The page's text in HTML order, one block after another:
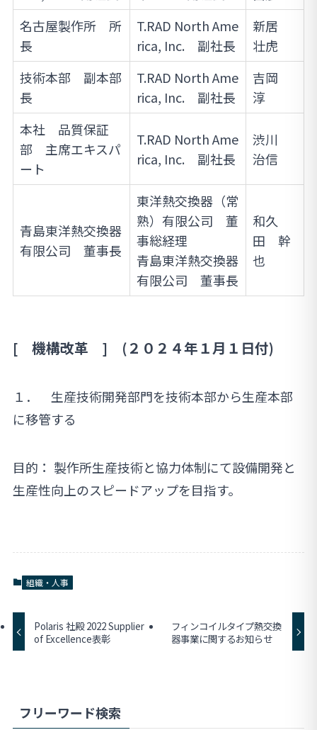
名古屋製作所 所
長
T.RAD North Ame
rica, Inc. 副社長
新居
壮虎
技術本部 副本部
長
T.RAD North Ame
rica, Inc. 副社長
吉岡
淳
本社 品質保証
部 主席エキスパ
ート
T.RAD North Ame
rica, Inc. 副社長
渋川
治信
青島東洋熱交換器
有限公司 董事長
東洋熱交換器（常
熟）有限公司 董
事総経理
青島東洋熱交換器
有限公司 董事長
和久
田 幹
也
[ 機構改革 ] (２０２４年１月１日付)
１． 生産技術開発部門を技術本部から生産本部
に移管する
目的： 製作所生産技術と協力体制にて設備開発と
生産性向上のスピードアップを目指す。
組織・人事
Polaris 社殿 2022 Supplier
of Excellence表彰
フィンコイルタイプ熱交換
器事業に関するお知らせ
フリーワード検索